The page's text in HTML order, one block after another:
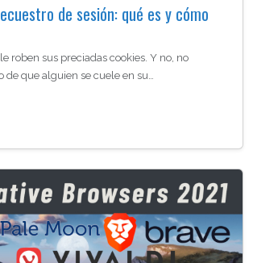
de sesión: qué es y cómo
roben sus preciadas cookies. Y no, no
que alguien se cuele en su…